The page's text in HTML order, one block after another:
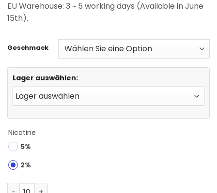
EU Warehouse: 3 ~ 5 working days (Available in June
15th).
Geschmack
Lager auswählen:
Nicotine
5%
2%
Fizzy Prime Max 80K Puffs Disposable Vape Wholesale